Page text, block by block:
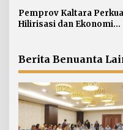
o
Strategis Kaltara ke
Perwakilan Negara
Pemprov Kaltara
Hilirisasi dan Ekonomi
Berita Benuanta